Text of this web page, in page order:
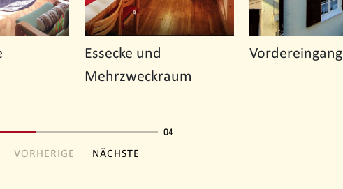
Essecke und
Mehrzweckraum
Vordereingang
04
VORHERIGE NÄCHSTE